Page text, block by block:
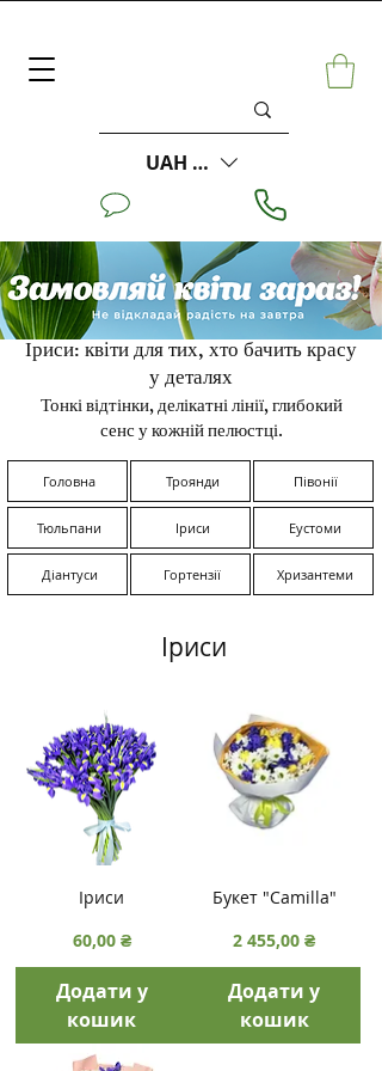
UAH (₴)
Іриси: квіти для тих, хто бачить красу
у деталях
Тонкі відтінки, делікатні лінії, глибокий
сенс у кожній пелюстці.
Головна
Тюльпани
Діантуси
Троянди
Іриси
Гортензії
Півонії
Еустоми
Хризантеми
Іриси
Іриси
Ціна
60,00 ₴
Додати у
кошик
Букет "Camilla"
Ціна
2 455,00 ₴
Додати у
кошик